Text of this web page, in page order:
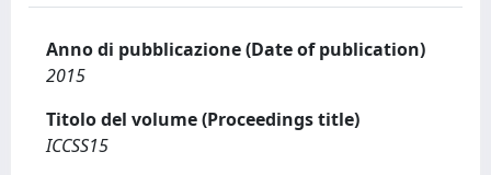
Anno di pubblicazione (Date of publication)
2015
Titolo del volume (Proceedings title)
ICCSS15